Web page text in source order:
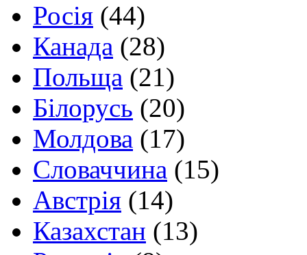
Росія (44)
Канада (28)
Польща (21)
Білорусь (20)
Молдова (17)
Словаччина (15)
Австрія (14)
Казахстан (13)